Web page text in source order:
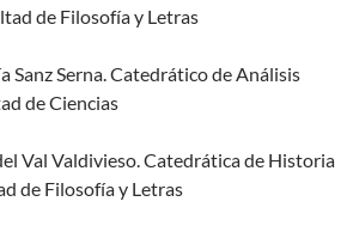
de Filosofía y Letras
Sanz Serna. Catedrático de Análisis
de Ciencias
Val Valdivieso. Catedrática de Historia
de Filosofía y Letras